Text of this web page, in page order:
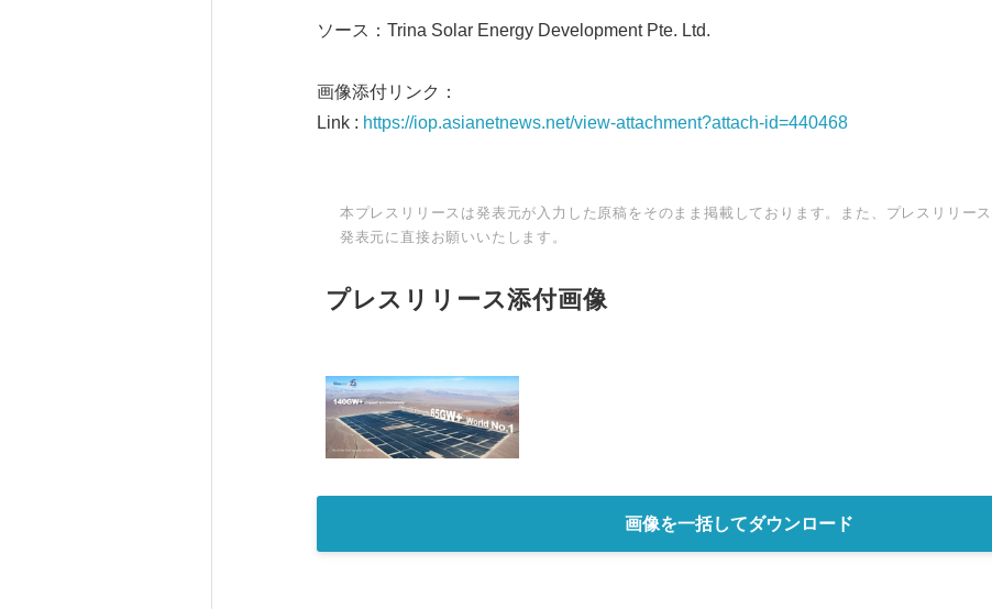
ソース：Trina Solar Energy Development Pte. Ltd.
画像添付リンク：
Link : https://iop.asianetnews.net/view-attachment?attach-id=440468
本プレスリリースは発表元が入力した原稿をそのまま掲載しております。また、プレスリリー
発表元に直接お願いいたします。
プレスリリース添付画像
画像を一括してダウンロード